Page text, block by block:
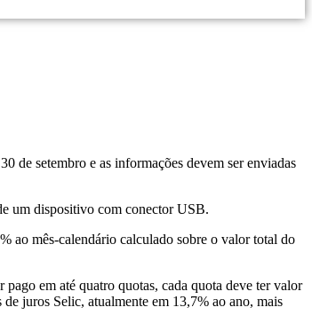
de setembro e as informações devem ser enviadas
um dispositivo com conector USB.
ao mês-calendário calculado sobre o valor total do
em até quatro quotas, cada quota deve ter valor
juros Selic, atualmente em 13,7% ao ano, mais